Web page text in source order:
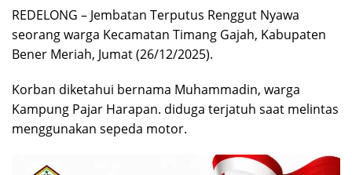
REDELONG – Jembatan Terputus Renggut Nyawa
seorang warga Kecamatan Timang Gajah, Kabupaten
Bener Meriah, Jumat (26/12/2025).
Korban diketahui bernama Muhammadin, warga
Kampung Pajar Harapan. diduga terjatuh saat melintas
menggunakan sepeda motor.